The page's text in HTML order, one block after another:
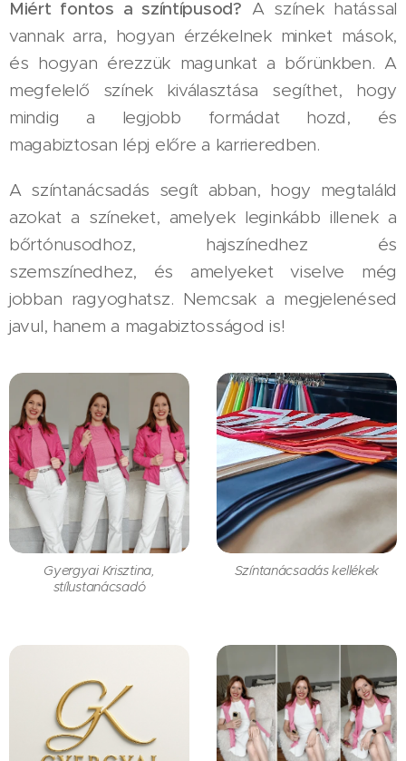
Miért fontos a színtípusod? A színek hatással
vannak arra, hogyan érzékelnek minket mások,
és hogyan érezzük magunkat a bőrünkben. A
megfelelő színek kiválasztása segíthet, hogy
mindig a legjobb formádat hozd, és
magabiztosan lépj előre a karrieredben.
A színtanácsadás segít abban, hogy megtaláld
azokat a színeket, amelyek leginkább illenek a
bőrtónusodhoz, hajszínedhez és
szemszínedhez, és amelyeket viselve még
jobban ragyoghatsz. Nemcsak a megjelenésed
javul, hanem a magabiztosságod is!
Gyergyai Krisztina,
stílustanácsadó
Színtanácsadás kellékek